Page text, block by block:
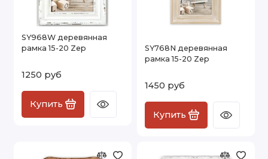
SY968W деревянная
рамка 15-20 Zep
1250 руб
Купить
SY768N деревянная
рамка 15-20 Zep
1450 руб
Купить